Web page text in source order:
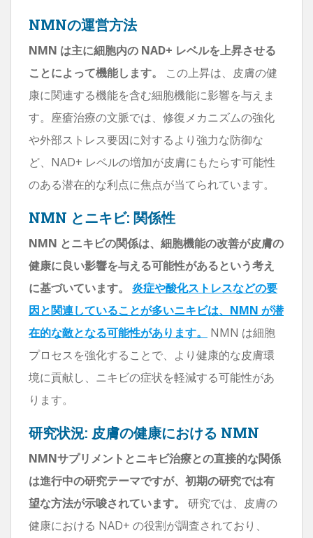
NMNの運営方法
NMN は主に細胞内の NAD+ レベルを上昇させる
ことによって機能します。
この上昇は、皮膚の健
康に関連する機能を含む細胞機能に影響を与えま
す。座瘡治療の文脈では、修復メカニズムの強化
や外部ストレス要因に対するより強力な防御な
ど、NAD+ レベルの増加が皮膚にもたらす可能性
のある潜在的な利点に焦点が当てられています。
NMN とニキビ: 関係性
NMN とニキビの関係は、細胞機能の改善が皮膚の
健康に良い影響を与える可能性があるという考え
に基づいています。
炎症や酸化ストレスなどの要
因と関連していることが多いニキビは、NMN が潜
在的な敵となる可能性があります。
NMN は細胞
プロセスを強化することで、より健康的な皮膚環
境に貢献し、ニキビの症状を軽減する可能性があ
ります。
研究状況: 皮膚の健康における NMN
NMNサプリメントとニキビ治療との直接的な関係
は進行中の研究テーマですが、初期の研究では有
望な方法が示唆されています。
研究では、皮膚の
健康における NAD+ の役割が調査されており、